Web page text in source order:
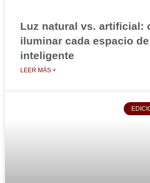
Luz natural vs. artificial:
iluminar cada espacio
inteligente
LEER MÁS +